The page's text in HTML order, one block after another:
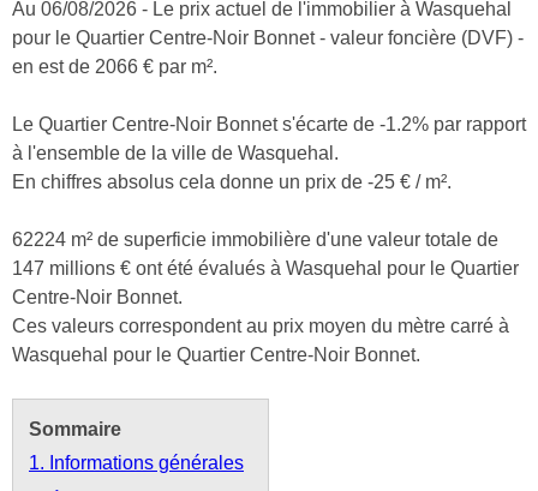
Au 06/08/2026 - Le prix actuel de l'immobilier à Wasquehal
pour le Quartier Centre-Noir Bonnet - valeur foncière (DVF) -
en est de 2066 € par m².
Le Quartier Centre-Noir Bonnet s'écarte de -1.2% par rapport
à l'ensemble de la ville de Wasquehal.
En chiffres absolus cela donne un prix de -25 € / m².
62224 m² de superficie immobilière d'une valeur totale de
147 millions € ont été évalués à Wasquehal pour le Quartier
Centre-Noir Bonnet.
Ces valeurs correspondent au prix moyen du mètre carré à
Wasquehal pour le Quartier Centre-Noir Bonnet.
Sommaire
1. Informations générales